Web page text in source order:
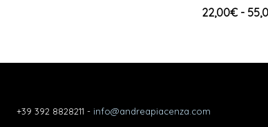
22,00€ -
+39 392 8828211 - info@andreapiacenza.com